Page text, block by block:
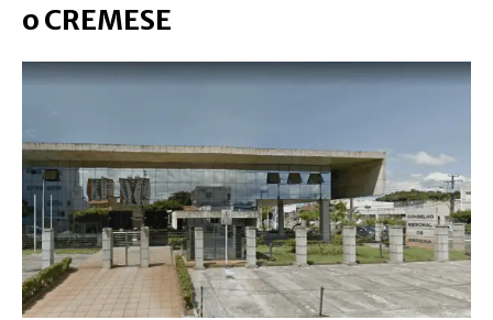
o CREMESE